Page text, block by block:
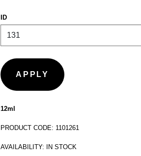
ID
12ml
PRODUCT CODE: 1101261
AVAILABILITY: IN STOCK